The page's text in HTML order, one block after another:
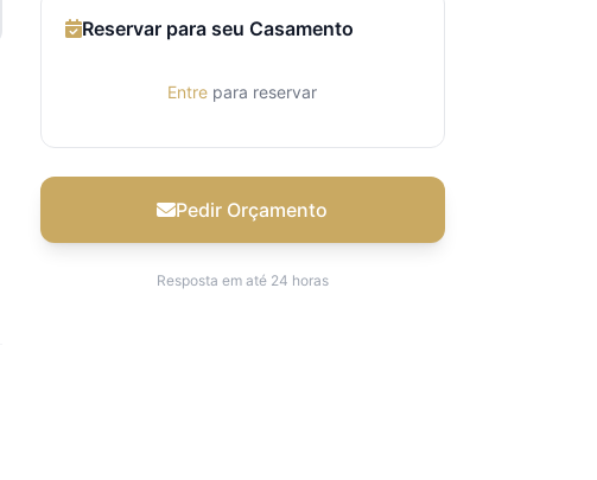
Reservar para seu Casamento
Entre para reservar
Pedir Orçamento
Resposta em até 24 horas